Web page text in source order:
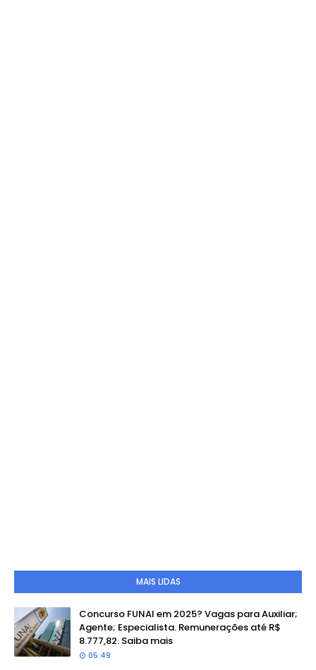
MAIS LIDAS
Concurso FUNAI em 2025? Vagas para Auxiliar;
Agente; Especialista. Remunerações até R$
8.777,82. Saiba mais
05:49